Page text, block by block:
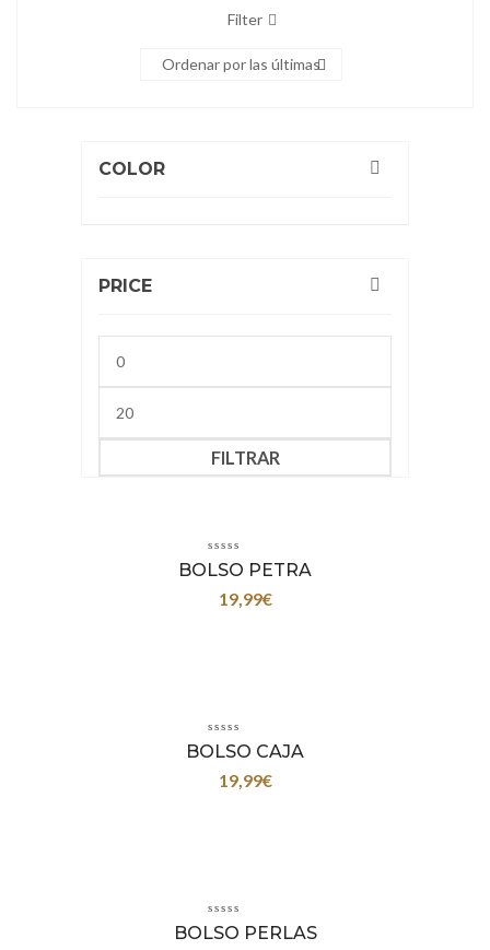
Filter
Ordenar por las últimas
COLOR
PRICE
FILTRAR
BOLSO PETRA
19,99€
BOLSO CAJA
19,99€
BOLSO PERLAS